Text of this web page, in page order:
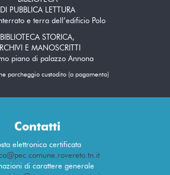
DI PUBBLICA LETTURA
e terra dell’edificio Polo
BIBLIOTECA STORICA,
E MANOSCRITTI
piano di palazzo Annona
parcheggio custodito (a pagamento)
Contatti
elettronica certificata
di carattere generale